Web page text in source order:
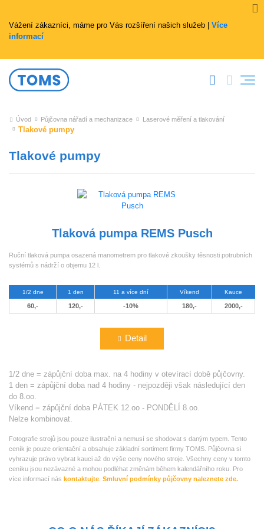
Vážení zákazníci, máme pro Vás rozšíření našich služeb | Více
informací
Úvod Půjčovna nářadí a mechanizace Laserové měření a tlakování
Tlakové pumpy
Tlakové pumpy
Tlaková pumpa REMS Pusch
Ruční tlaková pumpa osazená manometrem pro tlakové zkoušky těsnosti potrubních
systémů s nádrží o objemu 12 l.
1/2 dne 1 den 11 a více dní Víkend Kauce
60,- 120,- -10% 180,- 2000,-
Detail
1/2 dne = zápůjční doba max. na 4 hodiny v otevírací době půjčovny.
1 den = zápůjční doba nad 4 hodiny - nejpozději však následující den
do 8.oo.
Víkend = zápůjční doba PÁTEK 12.oo - PONDĚLÍ 8.oo.
Nelze kombinovat.
Fotografie strojů jsou pouze ilustrační a nemusí se shodovat s daným typem. Tento
ceník je pouze orientační a obsahuje základní sortiment firmy TOMS. Půjčovna si
vyhrazuje právo vybrat kauci až do výše ceny nového stroje. Všechny ceny v tomto
ceníku jsou nezávazné a mohou podléhat změnám během kalendářního roku. Pro
více informací nás kontaktujte Smluvní podmínky půjčovny naleznete zde.